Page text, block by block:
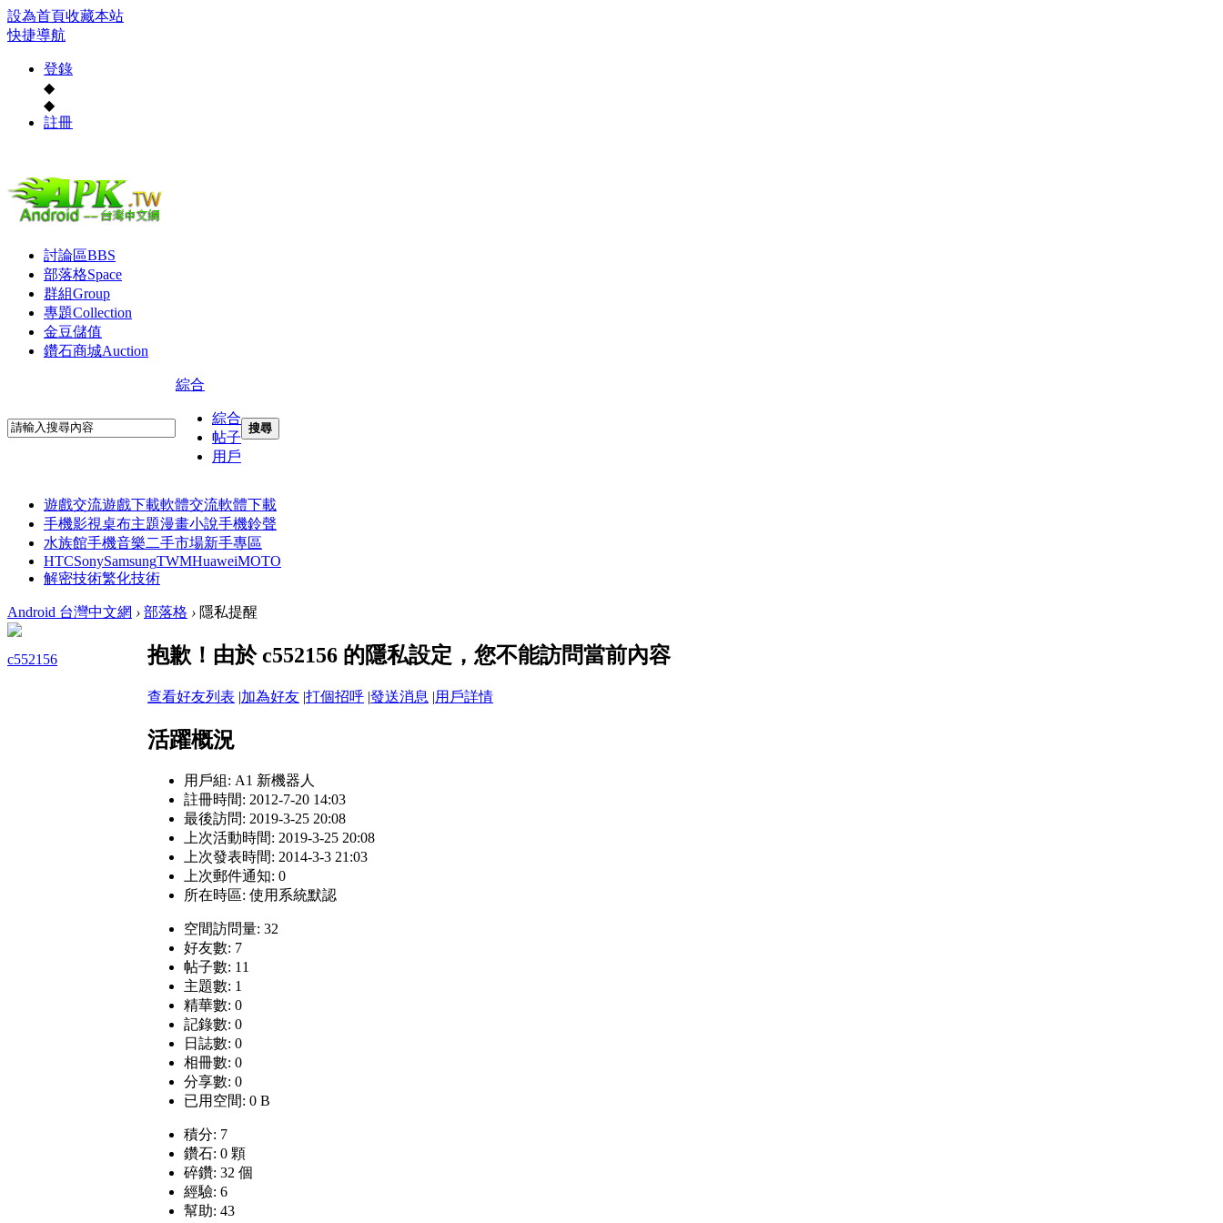
設為首頁收藏本站
快捷導航
登錄
◆
◆
註冊
討論區BBS
部落格Space
群組Group
專題Collection
金豆儲值
鑽石商城Auction
綜合
綜合
帖子
用戶
搜尋
遊戲交流遊戲下載軟體交流軟體下載
手機影視桌布主題漫畫小說手機鈴聲
水族館手機音樂二手市場新手專區
HTCSonySamsungTWMHuaweiMOTO
解密技術繁化技術
Android 台灣中文網 › 部落格 › 隱私提醒
c552156 抱歉！由於 c552156 的隱私設定，您不能訪問當前內容
查看好友列表 |加為好友 |打個招呼 |發送消息 |用戶詳情
活躍概況
用戶組: A1 新機器人
註冊時間: 2012-7-20 14:03
最後訪問: 2019-3-25 20:08
上次活動時間: 2019-3-25 20:08
上次發表時間: 2014-3-3 21:03
上次郵件通知: 0
所在時區: 使用系統默認
空間訪問量: 32
好友數: 7
帖子數: 11
主題數: 1
精華數: 0
記錄數: 0
日誌數: 0
相冊數: 0
分享數: 0
已用空間: 0 B
積分: 7
鑽石: 0 顆
碎鑽: 32 個
經驗: 6
幫助: 43